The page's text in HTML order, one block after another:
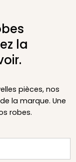
la
pièces, nos
la marque. Une
robes.